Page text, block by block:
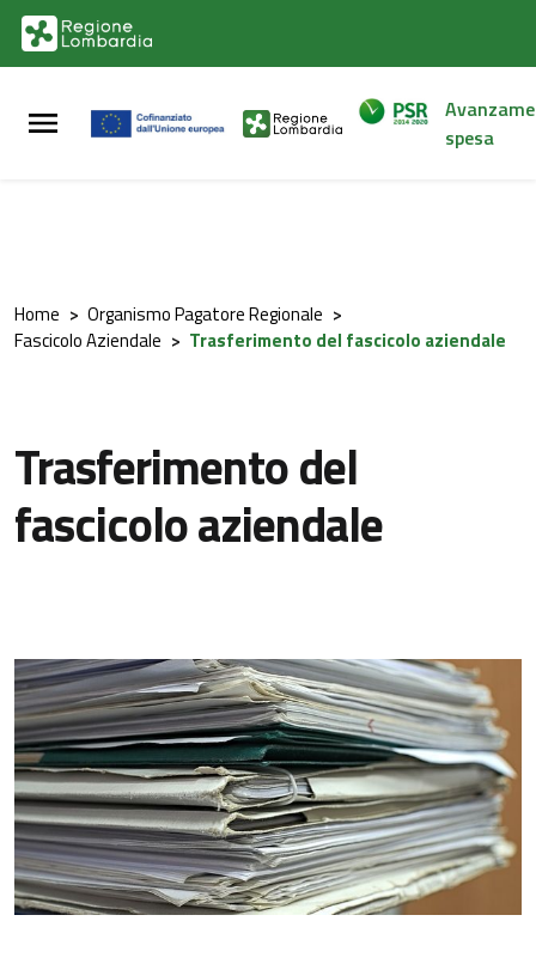
Vai al contenuto principale
Vai al footer
spesa
Home > Organismo Pagatore Regionale >
Fascicolo Aziendale > Trasferimento del fascicolo aziendale
Trasferimento del
fascicolo aziendale